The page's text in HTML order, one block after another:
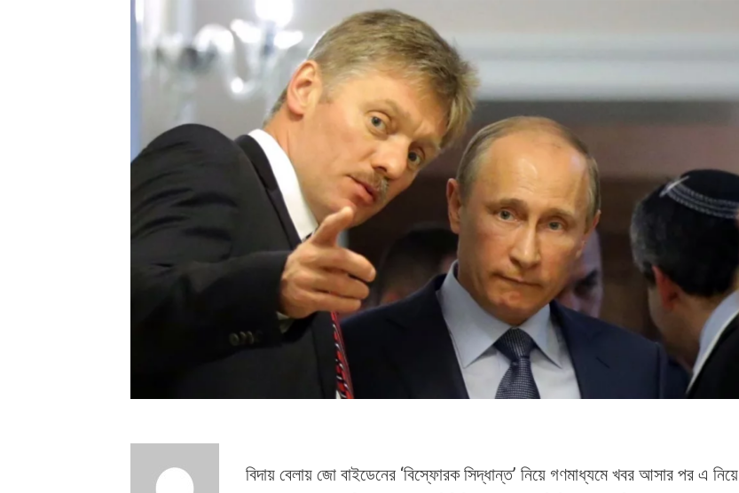
বিদায় বেলায় জো বাইডেনের ‘বিস্ফোরক সিদ্ধান্ত’ নিয়ে গণমাধ্যমে খবর আসার পর এ নিয়ে